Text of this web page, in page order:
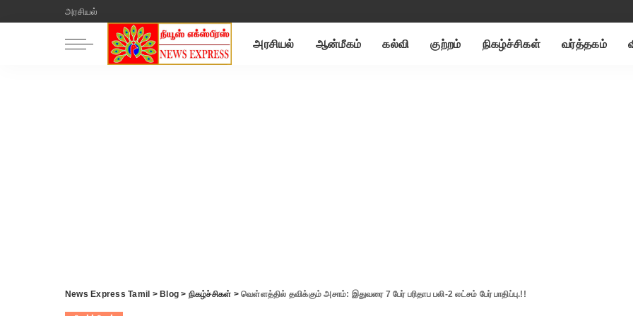
அரசியல்
அரசியல் ஆன்மீகம் கல்வி குற்றம் நிகழ்ச்சிகள் வர்த்தகம்
News Express Tamil > Blog > நிகழ்ச்சிகள் >வெள்ளத்தில் தவிக்கும் அசாம்: இதுவரை 7 பேர் பரிதாப பலி-2 லட்சம் பேர் பாதிப்பு.!!